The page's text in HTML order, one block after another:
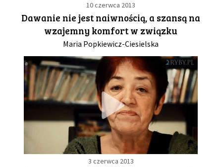
10 czerwca 2013
Dawanie nie jest naiwnością, a szansą na
wzajemny komfort w związku
Maria Popkiewicz-Ciesielska
3 czerwca 2013